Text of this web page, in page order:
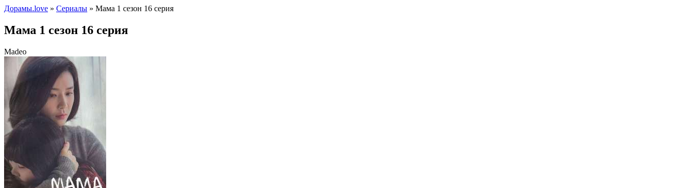
Дорамы.love » Сериалы » Мама 1 сезон 16 серия
Мама 1 сезон 16 серия
Madeo